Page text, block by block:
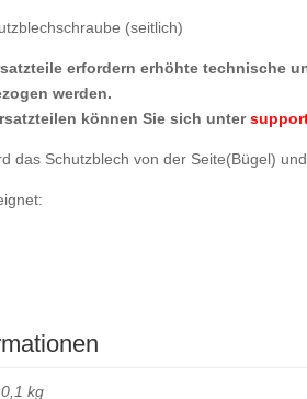
(seitlich)
erfordern erhöhte technische
werden.
können Sie sich unter
das Schutzblech von der Seite(Bügel)
0,1 kg